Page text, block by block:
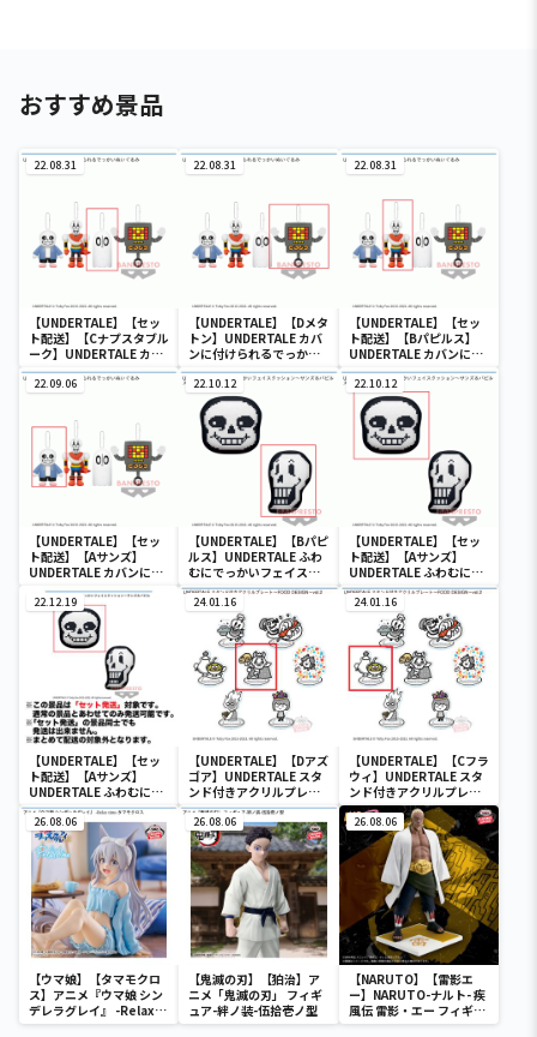
おすすめ景品
22.08.31
【UNDERTALE】【セッ
ト配送】【Cナプスタブル
ーク】UNDERTALE カバ
ンに付けられるでっかい
ぬいぐるみ
22.08.31
【UNDERTALE】【Dメタ
トン】UNDERTALE カバ
ンに付けられるでっかい
ぬいぐるみ
22.08.31
【UNDERTALE】【セッ
ト配送】【Bパピルス】
UNDERTALE カバンに付
けられるでっかいぬいぐ
るみ
22.09.06
【UNDERTALE】【セッ
ト配送】【Aサンズ】
UNDERTALE カバンに付
けられるでっかいぬいぐ
るみ
22.10.12
【UNDERTALE】【Bパピ
ルス】UNDERTALE ふわ
むにでっかいフェイスク
ッション～サンズ＆パピ
ルス～
22.10.12
【UNDERTALE】【セッ
ト配送】【Aサンズ】
UNDERTALE ふわむにで
っかいフェイスクッショ
ン～サンズ＆パピルス～
22.12.19
【UNDERTALE】【セッ
ト配送】【Aサンズ】
UNDERTALE ふわむにで
っかいフェイスクッショ
ン～サンズ＆パピルス～
24.01.16
【UNDERTALE】【Dアズ
ゴア】UNDERTALE スタ
ンド付きアクリルプレー
ト～FOOD DESIGN～
vol.2
24.01.16
【UNDERTALE】【Cフラ
ウィ】UNDERTALE スタ
ンド付きアクリルプレー
ト～FOOD DESIGN～
vol.2
26.08.06
【ウマ娘】【タマモクロ
ス】アニメ『ウマ娘 シン
デレラグレイ』 -Relax
time-タマモクロス
26.08.06
【鬼滅の刃】【狛治】ア
ニメ「鬼滅の刃」 フィギ
ュア-絆ノ装-伍拾壱ノ型
26.08.06
【NARUTO】【雷影エ
ー】NARUTO-ナルト- 疾
風伝 雷影・エー フィギュ
ア～五影集結…!!～